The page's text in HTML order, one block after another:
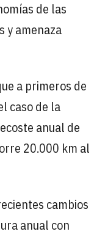
de las
y amenaza
a primeros de
caso de la
anual de
20.000 km al
cambios
anual con